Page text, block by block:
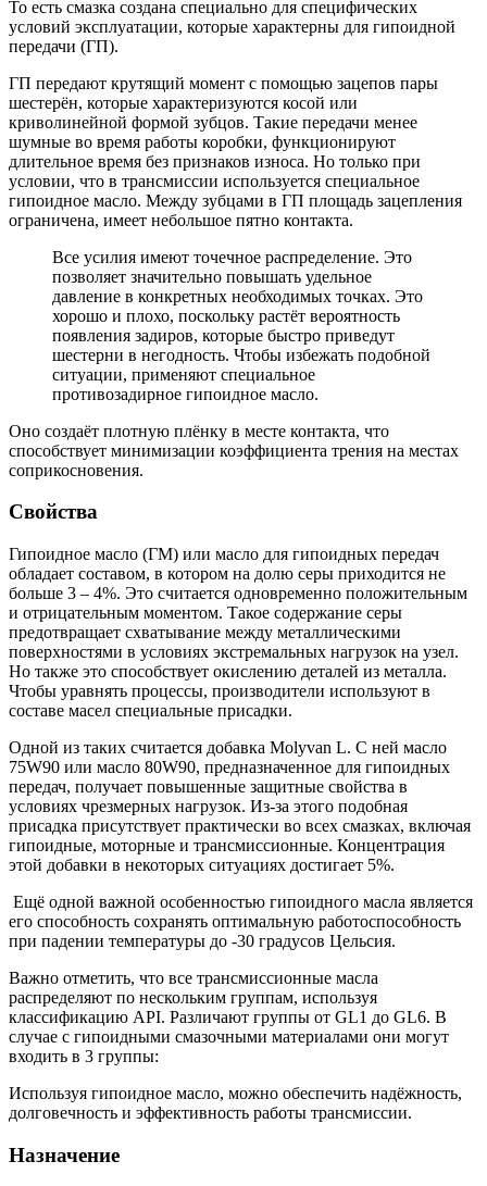
То есть смазка создана специально для специфических
условий эксплуатации, которые характерны для гипоидной
передачи (ГП).
ГП передают крутящий момент с помощью зацепов пары
шестерён, которые характеризуются косой или
криволинейной формой зубцов. Такие передачи менее
шумные во время работы коробки, функционируют
длительное время без признаков износа. Но только при
условии, что в трансмиссии используется специальное
гипоидное масло. Между зубцами в ГП площадь зацепления
ограничена, имеет небольшое пятно контакта.
Все усилия имеют точечное распределение. Это
позволяет значительно повышать удельное
давление в конкретных необходимых точках. Это
хорошо и плохо, поскольку растёт вероятность
появления задиров, которые быстро приведут
шестерни в негодность. Чтобы избежать подобной
ситуации, применяют специальное
противозадирное гипоидное масло.
Оно создаёт плотную плёнку в месте контакта, что
способствует минимизации коэффициента трения на местах
соприкосновения.
Свойства
Гипоидное масло (ГМ) или масло для гипоидных передач
обладает составом, в котором на долю серы приходится не
больше 3 – 4%. Это считается одновременно положительным
и отрицательным моментом. Такое содержание серы
предотвращает схватывание между металлическими
поверхностями в условиях экстремальных нагрузок на узел.
Но также это способствует окислению деталей из металла.
Чтобы уравнять процессы, производители используют в
составе масел специальные присадки.
Одной из таких считается добавка Molyvan L. С ней масло
75W90 или масло 80W90, предназначенное для гипоидных
передач, получает повышенные защитные свойства в
условиях чрезмерных нагрузок. Из-за этого подобная
присадка присутствует практически во всех смазках, включая
гипоидные, моторные и трансмиссионные. Концентрация
этой добавки в некоторых ситуациях достигает 5%.
Ещё одной важной особенностью гипоидного масла является
его способность сохранять оптимальную работоспособность
при падении температуры до -30 градусов Цельсия.
Важно отметить, что все трансмиссионные масла
распределяют по нескольким группам, используя
классификацию API. Различают группы от GL1 до GL6. В
случае с гипоидными смазочными материалами они могут
входить в 3 группы:
Используя гипоидное масло, можно обеспечить надёжность,
долговечность и эффективность работы трансмиссии.
Назначение